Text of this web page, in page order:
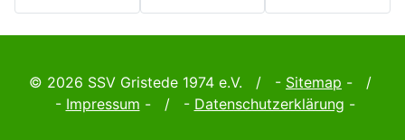
© 2026 SSV Gristede 1974 e.V. / - Sitemap - /
- Impressum - / - Datenschutzerklärung -